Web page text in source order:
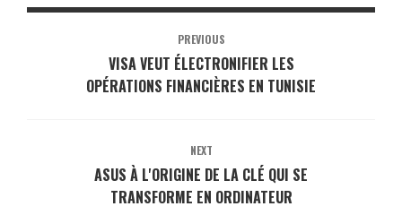
PREVIOUS
VISA VEUT ÉLECTRONIFIER LES
OPÉRATIONS FINANCIÈRES EN TUNISIE
NEXT
ASUS À L'ORIGINE DE LA CLÉ QUI SE
TRANSFORME EN ORDINATEUR